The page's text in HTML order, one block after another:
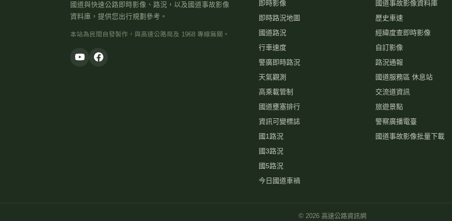
國道與快速公路即時影像、路況，以及國道事故影像
資料庫，提供您出行規劃參考。
本站為民間自發製作，與高速公路局及 1968 專線無關。
即時影像
即時路況地圖
國道路況
行車速度
警廣即時路況
天氣觀測
高乘載管制
國道壅塞排行
資訊可變標誌
國1路況
國3路況
國5路況
今日國道車禍
國道事故影像資料庫
歷史車速
經緯度查即時影像
自訂影像
路況通報
國道服務區 休息站
交流道資訊
旅遊景點
警察廣播電臺
國道事故影像批量下載
© 2026高速公路資訊網